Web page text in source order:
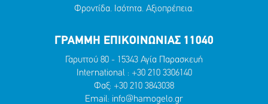
Φροντίδα. Ισότητα. Αξιοπρέπεια.
ΓΡΑΜΜΗ ΕΠΙΚΟΙΝΩΝΙΑΣ 11040
Γαρυττού 80 - 15343 Αγία Παρασκευή
International : +30 210 3306140
Φαξ: +30 210 3843038
Email: info@hamogelo.gr